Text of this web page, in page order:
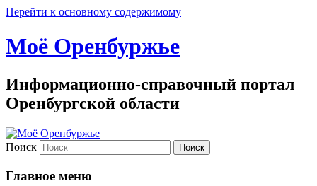
Перейти к основному содержимому
Моё Оренбуржье
Информационно-справочный портал
Оренбургской области
Поиск
Главное меню